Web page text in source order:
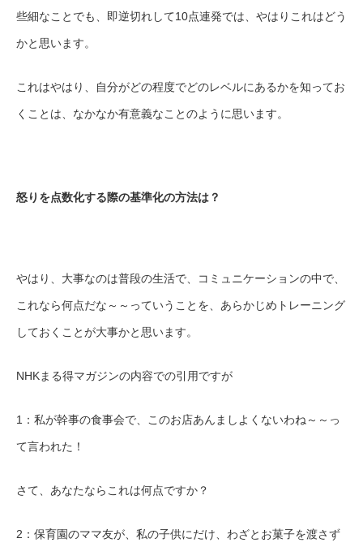
些細なことでも、即逆切れして10点連発では、やはりこれはどう
かと思います。
これはやはり、自分がどの程度でどのレベルにあるかを知ってお
くことは、なかなか有意義なことのように思います。
怒りを点数化する際の基準化の方法は？
やはり、大事なのは普段の生活で、コミュニケーションの中で、
これなら何点だな～～っていうことを、あらかじめトレーニング
しておくことが大事かと思います。
NHKまる得マガジンの内容での引用ですが
1：私が幹事の食事会で、このお店あんましよくないわね～～っ
て言われた！
さて、あなたならこれは何点ですか？
2：保育園のママ友が、私の子供にだけ、わざとお菓子を渡さず